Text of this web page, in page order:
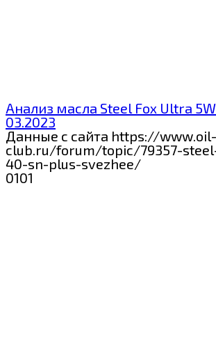
Анализ масла Steel Fox Ultra
03.2023
Данные с сайта https://www.oil-
club.ru/forum/topic/79357-
40-sn-plus-svezhee/
0101